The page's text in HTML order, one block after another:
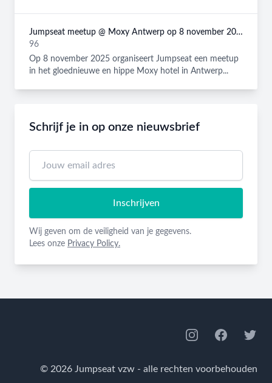
Jumpseat meetup @ Moxy Antwerp op 8 november 2025
96
Op 8 november 2025 organiseert Jumpseat een meetup
in het gloednieuwe en hippe Moxy hotel in Antwerp...
Schrijf je in op onze nieuwsbrief
Inschrijven
Wij geven om de veiligheid van je gegevens.
Lees onze Privacy Policy.
InstagramFacebookTwitter
© 2026 Jumpseat vzw - alle rechten voorbehouden